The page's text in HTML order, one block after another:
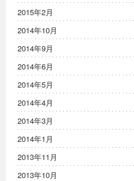
2015年2月
2014年10月
2014年9月
2014年6月
2014年5月
2014年4月
2014年3月
2014年1月
2013年11月
2013年10月